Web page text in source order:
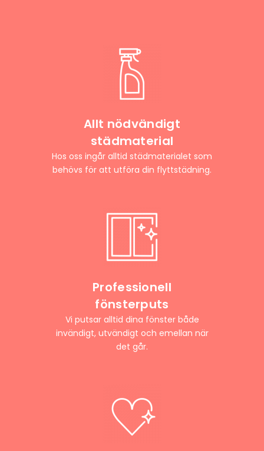
Allt nödvändigt
städmaterial
Hos oss ingår alltid städmaterialet som
behövs för att utföra din flyttstädning.
Professionell
fönsterputs
Vi putsar alltid dina fönster både
invändigt, utvändigt och emellan när
det går.